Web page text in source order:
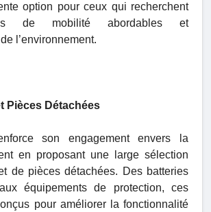
option pour ceux qui recherchent
de mobilité abordables et
l’environnement.
Pièces Détachées
son engagement envers la
en proposant une large sélection
de pièces détachées. Des batteries
équipements de protection, ces
pour améliorer la fonctionnalité